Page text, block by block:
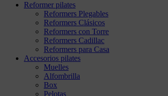
Reformer pilates
Reformers Plegables
Reformers Clásicos
Reformers con Torre
Reformers Cadillac
Reformers para Casa
Accesorios pilates
Muelles
Alfombrilla
Box
Pelotas